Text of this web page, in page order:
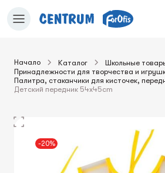
в корзину
Начало Каталог
Школьные
Принадлежности для творчества и
Палитра, стаканчики для кисточек,
Детский передник 54x45cm
-20%